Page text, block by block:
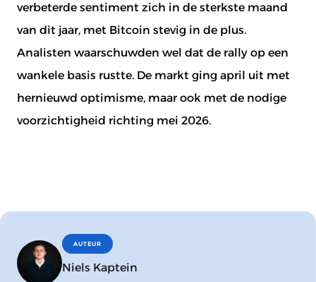
verbeterde sentiment zich in de sterkste maand
van dit jaar, met Bitcoin stevig in de plus.
Analisten waarschuwden wel dat de rally op een
wankele basis rustte. De markt ging april uit met
hernieuwd optimisme, maar ook met de nodige
voorzichtigheid richting mei 2026.
AUTEUR
Niels Kaptein